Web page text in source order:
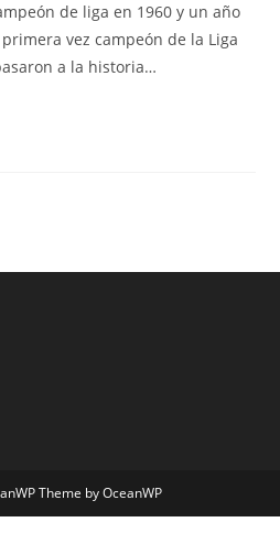
entrada:
de liga en 1960 y un año
vez campeón de la Liga
a la historia…
Theme by OceanWP